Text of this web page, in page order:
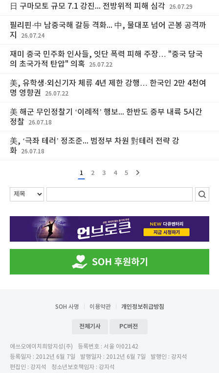
日 구마모토 규모 7.1 강진... 전방위적 피해 심각 26.07.29
필리핀·中 남중국해 갈등 격화... 中, 물대포 넘어 곤봉 공격까
지
26.07.24
재미 중국 민주화 인사들, 잇단 폭력 피해 주장… "중국 당국
의 초국가적 탄압" 의혹
26.07.22
美, 유학생·외신기자 체류 4년 제한 강행… 한국인 2만 4천여
명 영향권
26.07.22
美 해군 무인정찰기 ‘이례적’ 행보... 한반도 중부 내륙 5시간
정찰
26.07.18
美, ‘극좌 테러’ 정조준... 범정부 차원 對테러 전략 강
화
26.07.18
1 2 3 4 5
SOH 사명 이용약관 개인정보취급방침
전체기사 PC버전
에쓰오에이치희망지성(주)
등록번호 : 서울 아02142
등록일자 : 2012년 6월 7일
발행일자 : 2012년 6월 7일
발행인 : 강지석
편집인 : 강지석
청소년보호책임자 : 강지석